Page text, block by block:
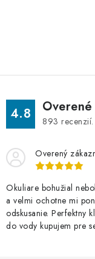
á
d
a
c
e
r
v
k
4.8 893 recenzií.
Overený
Okuliare bohužial
a velmi ochotne mi
odskusanie. Perfektny
do vody kupujem pre